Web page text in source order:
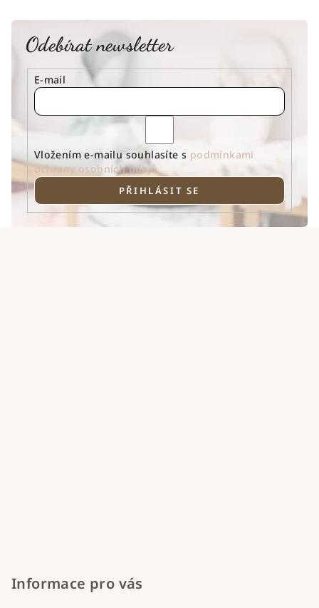
Odebírat newsletter
E-mail
Vložením e-mailu souhlasíte s podmínkami
ochrany osobních údajů
PŘIHLÁSIT SE
Informace pro vás